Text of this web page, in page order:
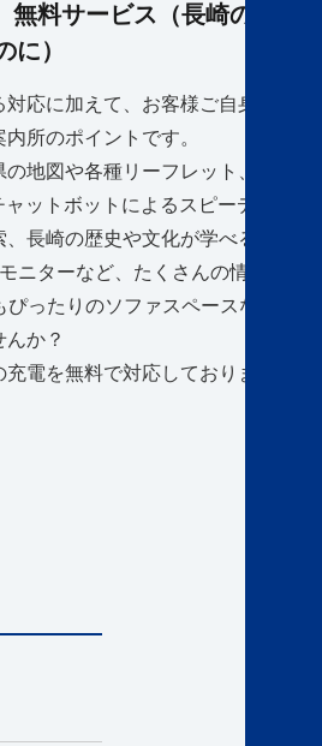
料サービス（長崎の観光
に）
対応に加えて、お客様ご自身でも
所のポイントです。
の地図や各種リーフレット、今日
ットボットによるスピーディー
、長崎の歴史や文化が学べる豊富
ニターなど、たくさんの情報をご
ぴったりのソファスペースなど、
んか？
電を無料で対応しております。ご